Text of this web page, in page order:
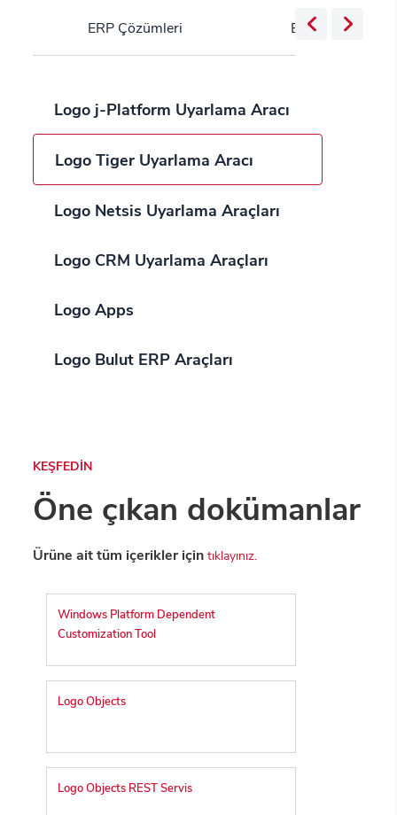
ERP Çözümleri Bulut Servisleri
Logo j-Platform Uyarlama Aracı
Logo Tiger Uyarlama Aracı
Logo Netsis Uyarlama Araçları
Logo CRM Uyarlama Araçları
Logo Apps
Logo Bulut ERP Araçları
KEŞFEDİN
Öne çıkan dokümanlar
Ürüne ait tüm içerikler içintıklayınız.
Windows Platform Dependent
Customization Tool
Logo Objects
Logo Objects REST Servis